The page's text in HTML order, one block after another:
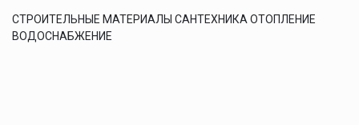
СТРОИТЕЛЬНЫЕ МАТЕРИАЛЫ САНТЕХНИКА ОТОПЛЕНИЕ
ВОДОСНАБЖЕНИЕ